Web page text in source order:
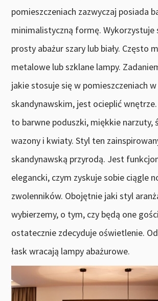
pomieszczeniach zazwyczaj posiada
minimalistyczną formę. Wykorzystuje
prosty abażur szary lub biały. Często
metalowe lub szklane lampy.
jakie stosuje się w pomieszczeniach
skandynawskim, jest ocieplić
to barwne poduszki, miękkie narzuty,
wazony i kwiaty. Styl ten
skandynawską przyrodą. Jest
elegancki, czym zyskuje sobie ciągle
zwolenników. Obojętnie jaki styl
wybierzemy, o tym, czy będą one
ostatecznie zdecyduje oświetlenie.
łask wracają lampy abażurowe.